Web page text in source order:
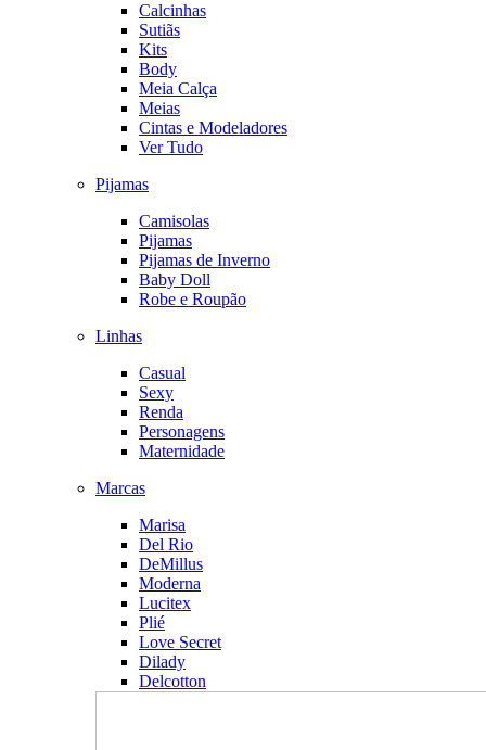
Calcinhas
Sutiãs
Kits
Body
Meia Calça
Meias
Cintas e Modeladores
Ver Tudo
Pijamas
Camisolas
Pijamas
Pijamas de Inverno
Baby Doll
Robe e Roupão
Linhas
Casual
Sexy
Renda
Personagens
Maternidade
Marcas
Marisa
Del Rio
DeMillus
Moderna
Lucitex
Plié
Love Secret
Dilady
Delcotton